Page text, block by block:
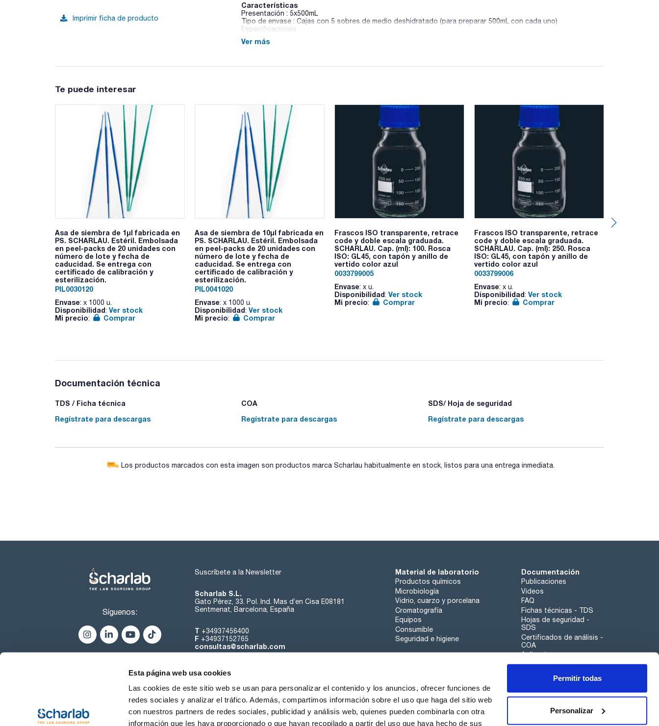
Esta página web usa cookies
Las cookies de este sitio web se usan para personalizar el contenido y los anuncios, ofrecer funciones de
redes sociales y analizar el tráfico. Además, compartimos información sobre el uso que haga del sitio web
con nuestros partners de redes sociales, publicidad y análisis web, quienes pueden combinarla con otra
información que les haya proporcionado o que hayan recopilado a partir del uso que haya hecho de sus
Permitir todas
Personalizar
Imprimir ficha de producto
Características
Presentación : 5x500mL
Tipo de envase : Cajas con 5 sobres de medio deshidratado (para preparar 500mL con cada uno)
Especificaciones :
02-165
farmacopeas.
Ver más
Te puede interesar
Asa de siembra de 1µl fabricada en
PS. SCHARLAU. Estéril. Embolsada
en peel-packs de 20 unidades con
número de lote y fecha de
caducidad. Se entrega con
certificado de calibración y
esterilización.
PIL0030120
Envase: x 1000 u.
Disponibilidad: Ver stock
Mi precio: Comprar
Asa de siembra de 10µl fabricada en
PS. SCHARLAU. Estéril. Embolsada
en peel-packs de 20 unidades con
número de lote y fecha de
caducidad. Se entrega con
certificado de calibración y
esterilización.
PIL0041020
Envase: x 1000 u.
Disponibilidad: Ver stock
Mi precio: Comprar
Frascos ISO transparente, retrace
code y doble escala graduada.
SCHARLAU. Cap. (ml): 100. Rosca
ISO: GL45, con tapón y anillo de
vertido color azul
0033799005
Envase: x u.
Disponibilidad: Ver stock
Mi precio: Comprar
Frascos ISO transparente, retrace
code y doble escala graduada.
SCHARLAU. Cap. (ml): 250. Rosca
ISO: GL45, con tapón y anillo de
vertido color azul
0033799006
Envase: x u.
Disponibilidad: Ver stock
Mi precio: Comprar
Documentación técnica
TDS / Ficha técnica
Regístrate para descargas
COA
Regístrate para descargas
SDS/ Hoja de seguridad
Regístrate para descargas
Los productos marcados con esta imagen son productos marca Scharlau habitualmente en stock, listos para una entrega inmediata.
Síguenos:
Suscríbete a la Newsletter
Scharlab S.L.
Gato Pérez, 33. Pol. Ind. Mas d’en Cisa E08181
Sentmenat, Barcelona, España
T +34937456400
F +34937152765
consultas@scharlab.com
Material de laboratorio
Productos químicos
Microbiología
Vidrio, cuarzo y porcelana
Cromatografía
Equipos
Consumible
Seguridad e higiene
Documentación
Publicaciones
Videos
FAQ
Fichas técnicas - TDS
Hojas de seguridad -
SDS
Certificados de análisis -
COA
Aplicaciones
Tabla Periódica
Canal de denuncias
Sobre nosotros Contacta Noticias Trabaja con nosotros